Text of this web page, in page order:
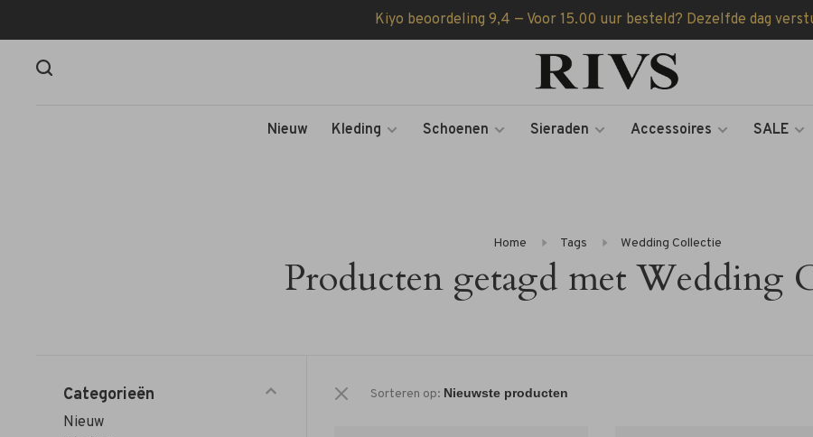
Kiyo beoordeling 9,4 — Voor 15.00 uur besteld? Dezelfde dag
Nieuw Kleding Schoenen Sieraden Accessoires SALE
Home Tags Wedding Collectie
Producten getagd met Wedding
Categorieën
Nieuw
Sorteren op: